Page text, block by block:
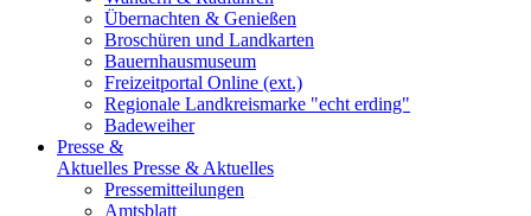
Übernachten & Genießen
Broschüren und Landkarten
Bauernhausmuseum
Freizeitportal Online (ext.)
Regionale Landkreismarke "echt erding"
Badeweiher
Presse &
Aktuelles Presse & Aktuelles
Pressemitteilungen
Amtsblatt